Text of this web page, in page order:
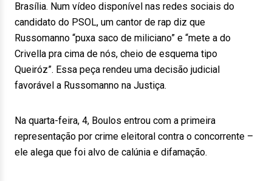
Brasília. Num vídeo disponível nas redes sociais do
candidato do PSOL, um cantor de rap diz que
Russomanno “puxa saco de miliciano” e “mete a do
Crivella pra cima de nós, cheio de esquema tipo
Queiróz”. Essa peça rendeu uma decisão judicial
favorável a Russomanno na Justiça.
Na quarta-feira, 4, Boulos entrou com a primeira
representação por crime eleitoral contra o concorrente –
ele alega que foi alvo de calúnia e difamação.